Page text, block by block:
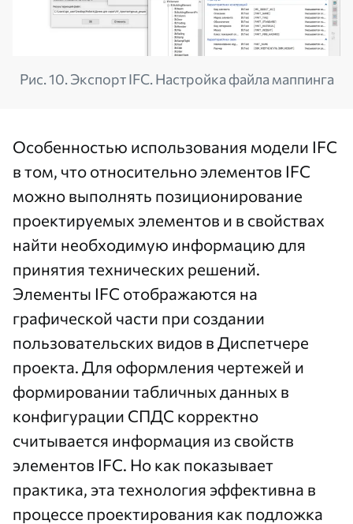
Рис. 10. Экспорт IFC. Настройка файла маппинга
Особенностью использования модели IFC
в том, что относительно элементов IFC
можно выполнять позиционирование
проектируемых элементов и в свойствах
найти необходимую информацию для
принятия технических решений.
Элементы IFC отображаются на
графической части при создании
пользовательских видов в Диспетчере
проекта. Для оформления чертежей и
формировании табличных данных в
конфигурации СПДС корректно
считывается информация из свойств
элементов IFC. Но как показывает
практика, эта технология эффективна в
процессе проектирования как подложка